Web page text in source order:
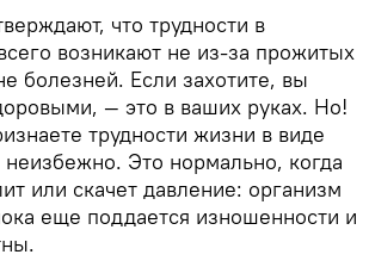
что трудности в
возникают не из-за прожитых
болезней. Если захотите, вы
— это в ваших руках. Но!
трудности жизни в виде
Это нормально, когда
или скачет давление: организм
еще поддается изношенности и